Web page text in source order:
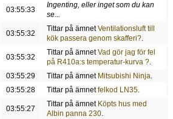
03:55:33
Ingenting, eller inget som du kan
se...
03:55:32
Tittar på ämnetVentilationsluft till
kök passera genom skafferi?.
03:55:32
Tittar på ämnetVad gör jag för fel
på R410a:s temperatur-kurva ?.
03:55:29 Tittar på ämnet Mitsubishi Ninja.
03:55:28 Tittar på ämnetfelkod LN35.
03:55:27
Tittar på ämnet Köpts hus med
Albin panna 230.